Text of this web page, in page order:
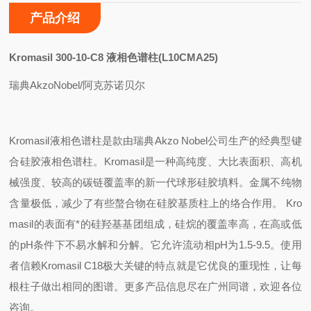
产品介绍
Kromasil 300-10-C8液相色谱柱(L10CMA25)
瑞典AkzoNobel/阿克苏诺贝尔
Kromasil液相色谱柱是款由瑞典Akzo Nobel公司生产的经典型键
合硅胶液相色谱柱。Kromasil是一种高纯度、大比表面积、高机
械强度、较高的碳链覆盖率的新一代球形硅胶填料。金属不纯物
含量极低，减少了有些螯合物在硅胶基质柱上的络合作用。 Kro
masil的表面有*的硅羟基基团组成，硅烷的覆盖率高，在高或低
的pH条件下不易水解和分解。它允许流动相pH为1.5-9.5。使用
者信赖Kromasil C18极大关键的特点就是它优良的重现性，让每
根柱子做出相同的图谱。更多产品信息尽在广州同谱，欢迎各位
咨询。